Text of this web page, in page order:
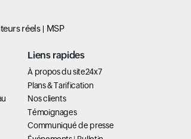
réels MSP
Liens rapides
À propos du site24x7
Plans & Tarification
Nos clients
Témoignages
Communiqué de presse